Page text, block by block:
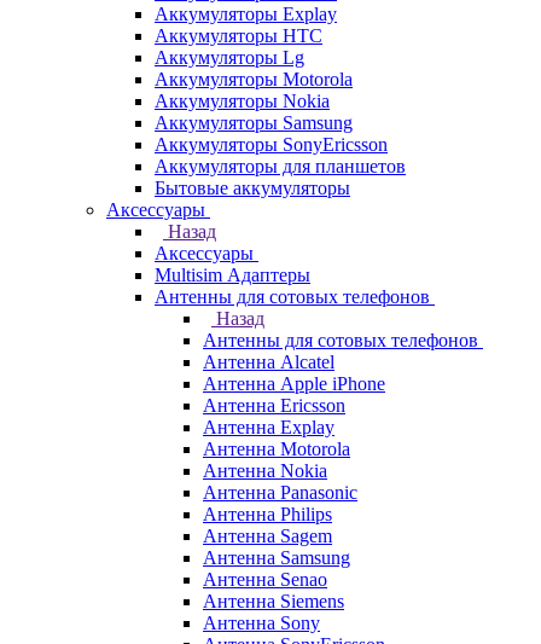
Аккумуляторы Explay
Аккумуляторы HTC
Аккумуляторы Lg
Аккумуляторы Motorola
Аккумуляторы Nokia
Аккумуляторы Samsung
Аккумуляторы SonyEricsson
Аккумуляторы для планшетов
Бытовые аккумуляторы
Аксессуары
Назад
Аксессуары
Multisim Адаптеры
Антенны для сотовых телефонов
Назад
Антенны для сотовых телефонов
Антенна Alcatel
Антенна Apple iPhone
Антенна Ericsson
Антенна Explay
Антенна Motorola
Антенна Nokia
Антенна Panasonic
Антенна Philips
Антенна Sagem
Антенна Samsung
Антенна Senao
Антенна Siemens
Антенна Sony